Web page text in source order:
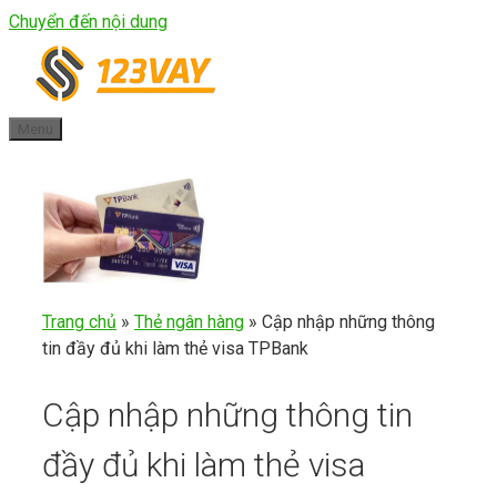
Chuyển đến nội dung
Trang chủ » Thẻ ngân hàng » Cập nhập những thông
tin đầy đủ khi làm thẻ visa TPBank
Cập nhập những thông tin
đầy đủ khi làm thẻ visa